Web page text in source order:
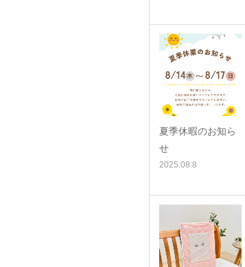
夏季休暇のお知ら
せ
2025.08.8